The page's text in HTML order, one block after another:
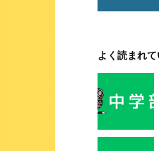
よく読まれ